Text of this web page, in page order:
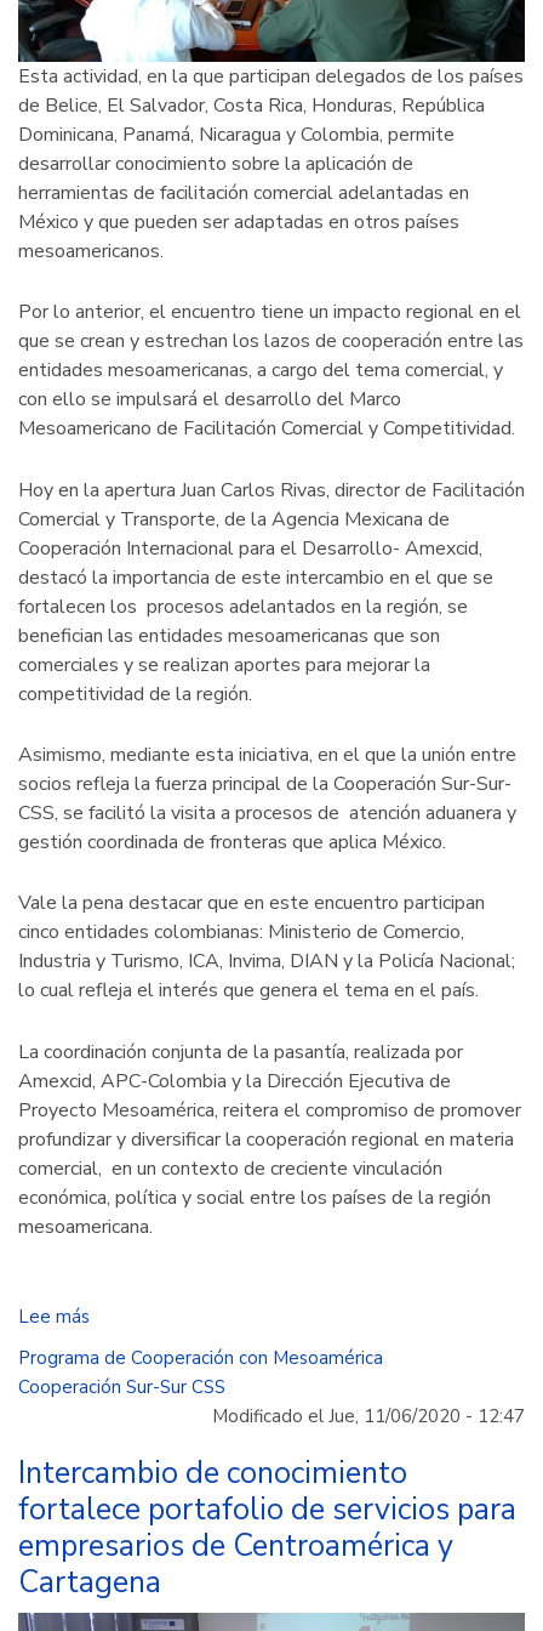
forestales
en
sus
regiones
Esta actividad, en la que participan delegados de los países
de Belice, El Salvador, Costa Rica, Honduras, República
Dominicana, Panamá, Nicaragua y Colombia, permite
desarrollar conocimiento sobre la aplicación de
herramientas de facilitación comercial adelantadas en
México y que pueden ser adaptadas en otros países
mesoamericanos.
Por lo anterior, el encuentro tiene un impacto regional en el
que se crean y estrechan los lazos de cooperación entre las
entidades mesoamericanas, a cargo del tema comercial, y
con ello se impulsará el desarrollo del Marco
Mesoamericano de Facilitación Comercial y Competitividad.
Hoy en la apertura Juan Carlos Rivas, director de Facilitación
Comercial y Transporte, de la Agencia Mexicana de
Cooperación Internacional para el Desarrollo- Amexcid,
destacó la importancia de este intercambio en el que se
fortalecen los procesos adelantados en la región, se
benefician las entidades mesoamericanas que son
comerciales y se realizan aportes para mejorar la
competitividad de la región.
Asimismo, mediante esta iniciativa, en el que la unión entre
socios refleja la fuerza principal de la Cooperación Sur-Sur-
CSS, se facilitó la visita a procesos de atención aduanera y
gestión coordinada de fronteras que aplica México.
Vale la pena destacar que en este encuentro participan
cinco entidades colombianas: Ministerio de Comercio,
Industria y Turismo, ICA, Invima, DIAN y la Policía Nacional;
lo cual refleja el interés que genera el tema en el país.
La coordinación conjunta de la pasantía, realizada por
Amexcid, APC-Colombia y la Dirección Ejecutiva de
Proyecto Mesoamérica, reitera el compromiso de promover
profundizar y diversificar la cooperación regional en materia
comercial, en un contexto de creciente vinculación
económica, política y social entre los países de la región
mesoamericana.
Lee más
Países
mesoamericanos
de
facilitación
comercial
Programa de Cooperación con Mesoamérica
Cooperación Sur-Sur CSS
Modificado el Jue, 11/06/2020 - 12:47
Intercambio de conocimiento
fortalece portafolio de servicios para
empresarios de Centroamérica y
Cartagena